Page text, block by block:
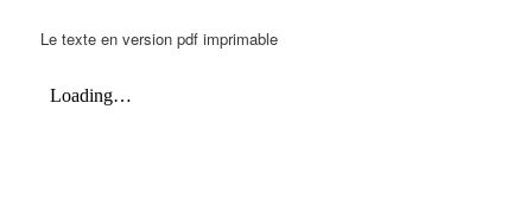
Le texte en version pdf imprimable